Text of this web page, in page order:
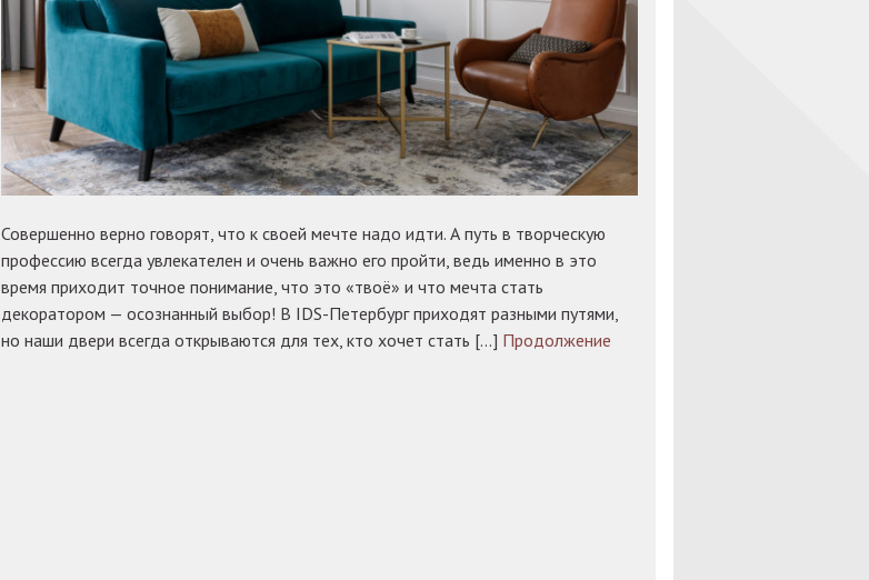
Совершенно верно говорят, что к своей мечте надо идти. А путь в творческую
профессию всегда увлекателен и очень важно его пройти, ведь именно в это
время приходит точное понимание, что это «твоё» и что мечта стать
декоратором — осознанный выбор! В IDS-Петербург приходят разными путями,
но наши двери всегда открываются для тех, кто хочет стать […] Продолжение